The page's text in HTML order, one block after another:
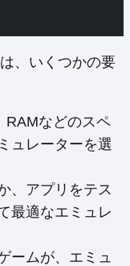
、いくつかの要
RAMなどのスペ
ュレーターを選
、アプリをテス
最適なエミュレ
ームが、エミュ